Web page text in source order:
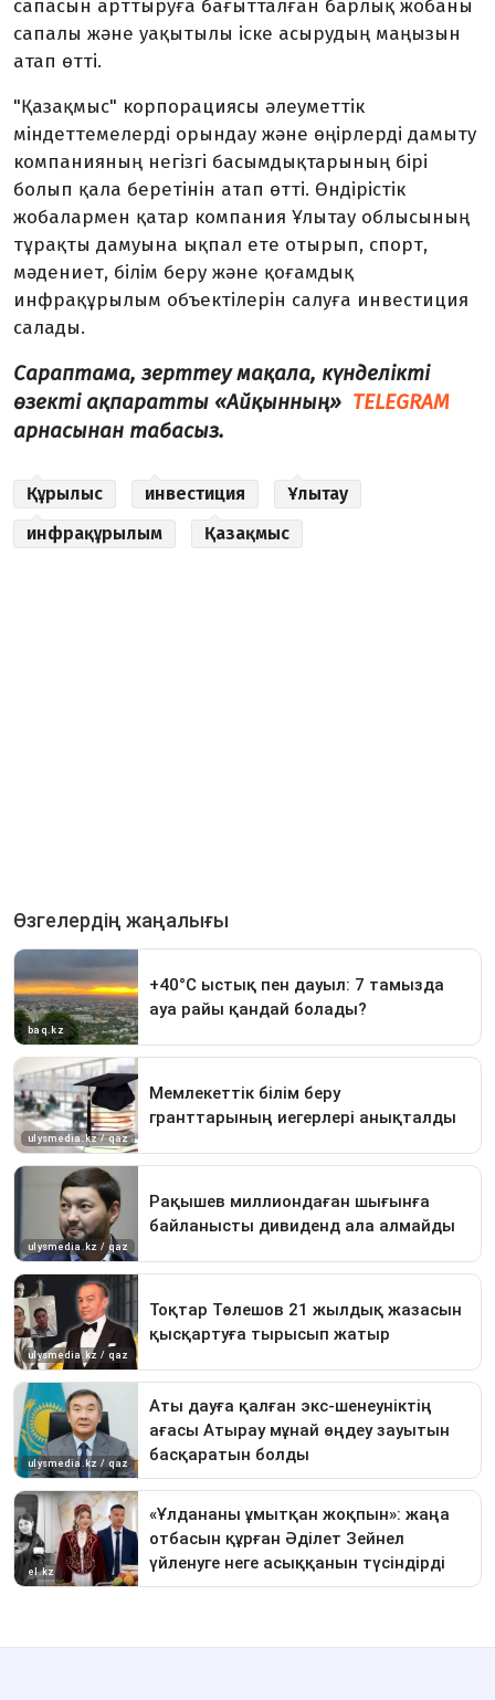
сапасын арттыруға бағытталған барлық жобаны
сапалы және уақытылы іске асырудың маңызын
атап өтті.
"Қазақмыс" корпорациясы әлеуметтік
міндеттемелерді орындау және өңірлерді дамыту
компанияның негізгі басымдықтарының бірі
болып қала беретінін атап өтті. Өндірістік
жобалармен қатар компания Ұлытау облысының
тұрақты дамуына ықпал ете отырып, спорт,
мәдениет, білім беру және қоғамдық
инфрақұрылым объектілерін салуға инвестиция
салады.
Сараптама, зерттеу мақала, күнделікті
өзекті ақпаратты «Айқынның» TELEGRAM
арнасынан табасыз.
Құрылыс инвестиция
Ұлытау
инфрақұрылым
Қазақмыс